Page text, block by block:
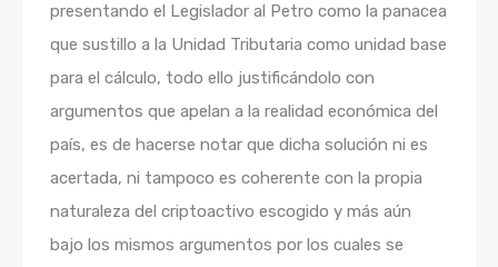
presentando el Legislador al Petro como la panacea
que sustillo a la Unidad Tributaria como unidad base
para el cálculo, todo ello justificándolo con
argumentos que apelan a la realidad económica del
país, es de hacerse notar que dicha solución ni es
acertada, ni tampoco es coherente con la propia
naturaleza del criptoactivo escogido y más aún
bajo los mismos argumentos por los cuales se